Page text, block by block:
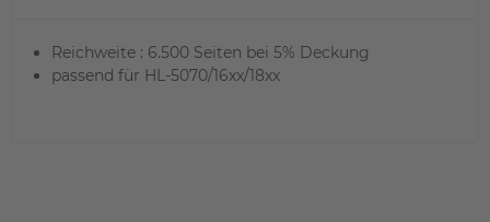
Reichweite : 6.500 Seiten bei 5% Deckung
passend für HL-5070/16xx/18xx